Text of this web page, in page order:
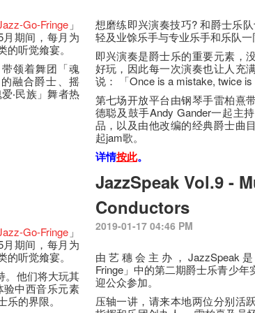
Go-Fringe 」
期间，每月为
听觉飨宴。
领着舞团「魂
融合爵士、摇
‧民族」舞者热
想磨练即兴演奏技巧? 和爵士乐
轻及业馀乐手与专业乐手和乐队
即兴演奏是爵士乐的重要元素，
好玩，因此每一次演奏也让人充
说： 「Once is a mistake, twice
第七场开放平台由钢琴手雷柏熹
德聪及鼓手Andy Gander一起主
品，以及由他改编的经典爵士曲
起jam歌。
详情按此。
Go-Fringe 」
期间，每月为
听觉飨宴。
。他们将大玩其
验中西音乐元素
的界限。
JazzSpeak Vol.9 -
Conductors
2019-01-17 04:46 PM
由艺穗会主办，JazzSpeak是
Fringe」中的第二期爵士乐青少
迎公众参加。
压轴一讲，请来本地两位分别活